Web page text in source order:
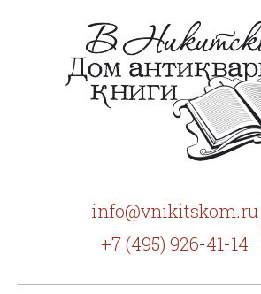
info@vnikitskom.ru
+7 (495) 926-41-14